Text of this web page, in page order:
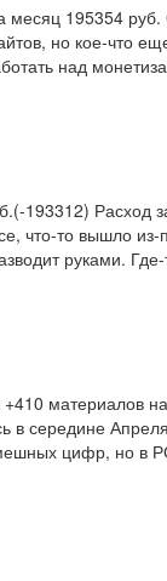
месяц 195354 руб.
но кое-что
над
193312) Расход
что-то вышло из-
руками.
материалов
в середине
цифр, но в